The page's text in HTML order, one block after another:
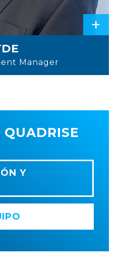
+
Manager
QUADRISE
Y